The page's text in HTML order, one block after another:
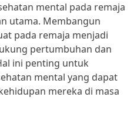
mental pada remaja
utama. Membangun
pada remaja menjadi
pertumbuhan dan
ini penting untuk
mental yang dapat
mereka di masa